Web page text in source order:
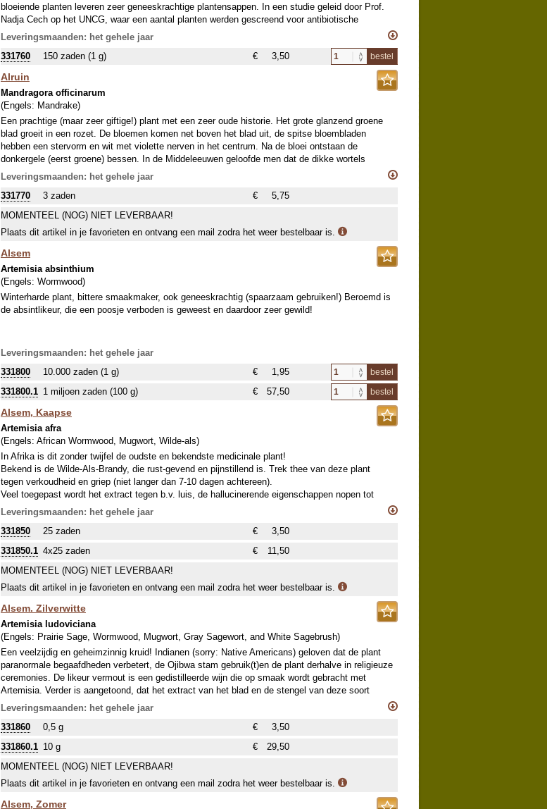
bloeiende planten leveren zeer geneeskrachtige plantensappen. In een studie geleid door Prof.
Nadja Cech op het UNCG, waar een aantal planten werden gescreend voor antibiotische
werking, is een van de sterkste reacties verkregen uit deze Oosterse Alkanet. We gaan de
eetkwaliteit van bladeren en bloemen ook testen, doe je mee?
De plant bevat in elk geval Pyrrolizidine Alkaloïden om zichzelf te beschermen tegen belagers.
Teveel van deze stoffen binnenkrijgen is schadelijk, heel veel planten (vaak kruiden) bevatten
deze stoffen. Gevarieerde voeding en geen thee maken van alleen de Alkanet is het advies om
schadelijke gevolgen te voorkomen. We weten nog niet voldoende over deze stoffen, maar het
vermoeden is, dat kleine hoeveelheden gunstig kan zijn voor onze weerstand.
Een belangrijke aanvullende eigenschap is de goede verfeigenschappen om wol en katoen te
kleuren. Verwacht een mooi scala aan beige tinten.
Leveringsmaanden: het gehele jaar
331760
150 zaden (1 g) € 3,50 bestel
Alruin
Mandragora officinarum
(Engels: Mandrake)
Een prachtige (maar zeer giftige!) plant met een zeer oude historie. Het grote glanzend groene
blad groeit in een rozet. De bloemen komen net boven het blad uit, de spitse bloembladen
hebben een stervorm en wit met violette nerven in het centrum. Na de bloei ontstaan de
donkergele (eerst groene) bessen. In de Middeleeuwen geloofde men dat de dikke wortels
bijzondere eigenschappen hadden. Ze zijn onregelmatig gevormd en met enige fantasie zie je er
een mannetje in; het zgn. 'Alruinmannetje'. In die tijd was de “signatuurleer” algemeen erkend:
een gelijkenis verbond de plant met het afgebeelde deel van het menselijk lichaam, in dit geval
dus het gehele lichaam. Vanwege langdurige hallucinaties bij lichte dosering werd de plant veel
in magie en hekserij gebruikt.
Leveringsmaanden: het gehele jaar
331770
3 zaden €
5,75
MOMENTEEL (NOG) NIET LEVERBAAR!
Plaats dit artikel in je favorieten en ontvang een mail zodra het weer bestelbaar is.
Alsem
Artemisia absinthium
(Engels: Wormwood)
Winterharde plant, bittere smaakmaker, ook geneeskrachtig (spaarzaam gebruiken!) Beroemd is
de absintlikeur, die een poosje verboden is geweest en daardoor zeer gewild!
Leveringsmaanden: het gehele jaar
331800
10.000 zaden (1 g) € 1,95 bestel
331800.1 1 miljoen zaden (100 g) € 57,50 bestel
Alsem, Kaapse
Artemisia afra
(Engels: African Wormwood, Mugwort, Wilde-als)
In Afrika is dit zonder twijfel de oudste en bekendste medicinale plant!
Bekend is de Wilde-Als-Brandy, die rust-gevend en pijnstillend is. Trek thee van deze plant
tegen verkoudheid en griep (niet langer dan 7-10 dagen achtereen).
Veel toegepast wordt het extract tegen b.v. luis, de hallucinerende eigenschappen nopen tot
voorzichtigheid bij roken! Ontdek ook de bijzonder sierlijke eigenschappen van deze 1-2m hoge,
fijn generfde, groengrijze plant, die niet onderdoet voor de A. annua (
haag, die bij aanraking geweldig geurt!
Leveringsmaanden: het gehele jaar
331850
25 zaden €
3,50
331850.1 4x25 zaden €
11,50
MOMENTEEL (NOG) NIET LEVERBAAR!
Plaats dit artikel in je favorieten en ontvang een mail zodra het weer bestelbaar is.
Alsem. Zilverwitte
Artemisia ludoviciana
(Engels: Prairie Sage, Wormwood, Mugwort, Gray Sagewort, and White Sagebrush)
Een veelzijdig en geheimzinnig kruid! Indianen (sorry: Native Americans) geloven dat de plant
paranormale begaafdheden verbetert, de Ojibwa stam gebruik(t)en de plant derhalve in religieuze
ceremonies. De likeur vermout is een gedistilleerde wijn die op smaak wordt gebracht met
Artemisia. Verder is aangetoond, dat het extract van het blad en de stengel van deze soort
remmend en zelfs dodend werkt op de schimmel Phytophthora, de veroorzaker van de
aardappelziekte in aardappels en tomaten (zie
goed gedraineerde grond, de plant is dan meerjarig. Met de thee wordt in oude Indiaanse
tradities veel in- en uitwendige ziekten en ontstekingen bedwongen. Grappige toepassing is het
heerlijk kruidig geurende blad als deo, bijvoorbeeld bij zweetvoeten!
Leveringsmaanden: het gehele jaar
331860
0,5 g €
3,50
331860.1 10 g €
29,50
MOMENTEEL (NOG) NIET LEVERBAAR!
Plaats dit artikel in je favorieten en ontvang een mail zodra het weer bestelbaar is.
Alsem, Zomer